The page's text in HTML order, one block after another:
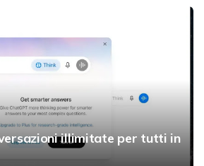
illimitate per tutti in